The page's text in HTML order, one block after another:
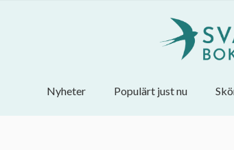
Nyheter Populärt just nu